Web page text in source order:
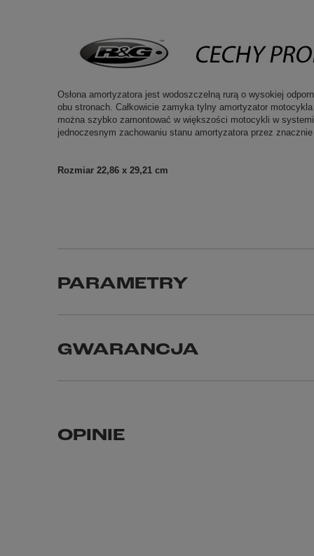
Osłona amortyzatora jest wodoszczelną rurą o wysokiej
obu stronach. Całkowicie zamyka tylny amortyzator
można szybko zamontować w większości motocykli w
jednoczesnym zachowaniu stanu amortyzatora przez
Rozmiar 22,86 x 29,21 cm
PARAMETRY
GWARANCJA
OPINIE